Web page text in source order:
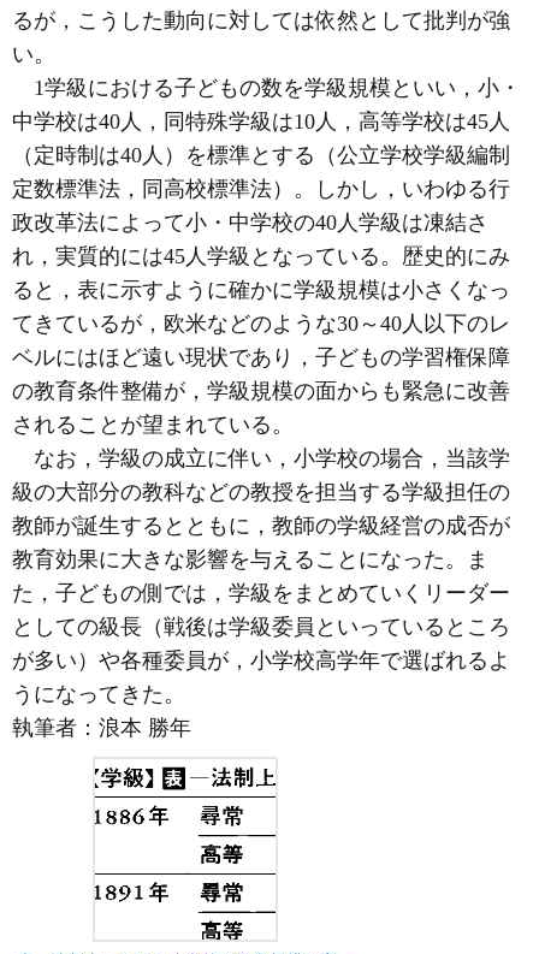
るが，こうした動向に対しては依然として批判が強
い。
1学級における子どもの数を学級規模といい，小・
中学校は40人，同特殊学級は10人，高等学校は45人
（定時制は40人）を標準とする（公立学校学級編制
定数標準法，同高校標準法）。しかし，いわゆる行
政改革法によって小・中学校の40人学級は凍結さ
れ，実質的には45人学級となっている。歴史的にみ
ると，表に示すように確かに学級規模は小さくなっ
てきているが，欧米などのような30～40人以下のレ
ベルにはほど遠い現状であり，子どもの学習権保障
の教育条件整備が，学級規模の面からも緊急に改善
されることが望まれている。
なお，学級の成立に伴い，小学校の場合，当該学
級の大部分の教科などの教授を担当する学級担任の
教師が誕生するとともに，教師の学級経営の成否が
教育効果に大きな影響を与えることになった。ま
た，子どもの側では，学級をまとめていくリーダー
としての級長（戦後は学級委員といっているところ
が多い）や各種委員が，小学校高学年で選ばれるよ
うになってきた。
執筆者： 浪本 勝年